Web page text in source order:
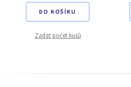
DO KOŠÍKU
Zadat počet kusů